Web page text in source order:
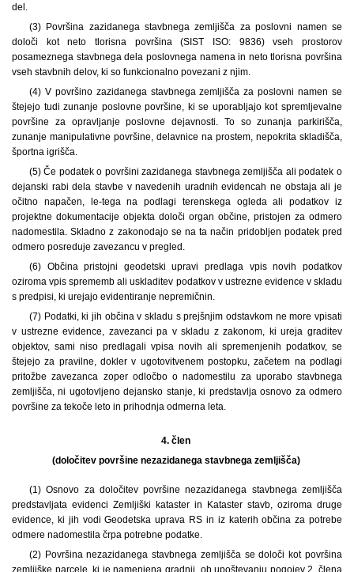
del.
(3) Površina zazidanega stavbnega zemljišča za poslovni namen se
določi kot neto tlorisna površina (SIST ISO: 9836) vseh prostorov
posameznega stavbnega dela poslovnega namena in neto tlorisna površina
vseh stavbnih delov, ki so funkcionalno povezani z njim.
(4) V površino zazidanega stavbnega zemljišča za poslovni namen se
štejejo tudi zunanje poslovne površine, ki se uporabljajo kot spremljevalne
površine za opravljanje poslovne dejavnosti. To so zunanja parkirišča,
zunanje manipulativne površine, delavnice na prostem, nepokrita skladišča,
športna igrišča.
(5) Če podatek o površini zazidanega stavbnega zemljišča ali podatek o
dejanski rabi dela stavbe v navedenih uradnih evidencah ne obstaja ali je
očitno napačen, le-tega na podlagi terenskega ogleda ali podatkov iz
projektne dokumentacije objekta določi organ občine, pristojen za odmero
nadomestila. Skladno z zakonodajo se na ta način pridobljen podatek pred
odmero posreduje zavezancu v pregled.
(6) Občina pristojni geodetski upravi predlaga vpis novih podatkov
oziroma vpis sprememb ali uskladitev podatkov v ustrezne evidence v skladu
s predpisi, ki urejajo evidentiranje nepremičnin.
(7) Podatki, ki jih občina v skladu s prejšnjim odstavkom ne more vpisati
v ustrezne evidence, zavezanci pa v skladu z zakonom, ki ureja graditev
objektov, sami niso predlagali vpisa novih ali spremenjenih podatkov, se
štejejo za pravilne, dokler v ugotovitvenem postopku, začetem na podlagi
pritožbe zavezanca zoper odločbo o nadomestilu za uporabo stavbnega
zemljišča, ni ugotovljeno dejansko stanje, ki predstavlja osnovo za odmero
površine za tekoče leto in prihodnja odmerna leta.
4. člen
(določitev površine nezazidanega stavbnega zemljišča)
(1) Osnovo za določitev površine nezazidanega stavbnega zemljišča
predstavljata evidenci Zemljiški kataster in Kataster stavb, oziroma druge
evidence, ki jih vodi Geodetska uprava RS in iz katerih občina za potrebe
odmere nadomestila črpa potrebne podatke.
(2) Površina nezazidanega stavbnega zemljišča se določi kot površina
zemljiške parcele, ki je namenjena gradnji, ob upoštevanju pogojev 2. člena